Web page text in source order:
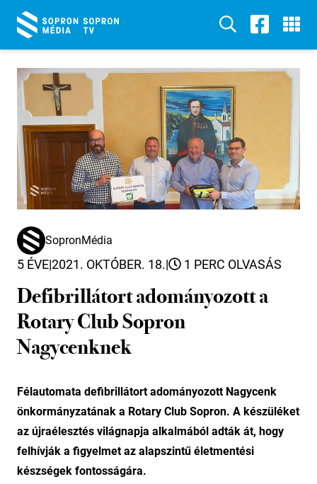
SopronMédia
5 ÉVE|2021. OKTÓBER. 18.| 1 PERC OLVASÁS
Defibrillátort adományozott a
Rotary Club Sopron
Nagycenknek
Félautomata defibrillátort adományozott Nagycenk
önkormányzatának a Rotary Club Sopron. A készüléket
az újraélesztés világnapja alkalmából adták át, hogy
felhívják a figyelmet az alapszintű életmentési
készségek fontosságára.